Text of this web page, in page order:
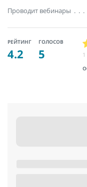
Проводит вебинары
РЕЙТИНГ
4.2
ГОЛОСОВ
5 1